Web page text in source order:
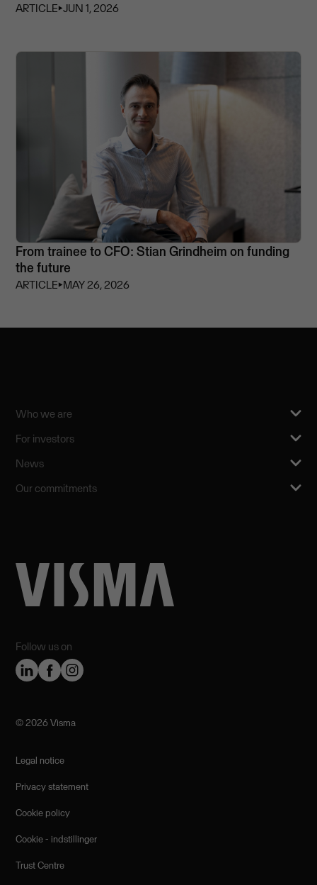
ARTICLE⏵JUN 1, 2026
From trainee to CFO: Stian Grindheim on funding
the future
ARTICLE⏵MAY 26, 2026
Follow us on
Who we are
For investors
News
Our commitments
©️ 2026 Visma
Legal notice
Privacy statement
Cookie policy
Cookie - indstillinger
Trust Centre